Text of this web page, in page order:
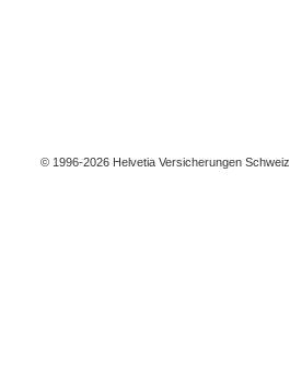
© 1996-2026 Helvetia Versicherungen Schweiz